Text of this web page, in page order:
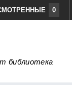
0
библиотека